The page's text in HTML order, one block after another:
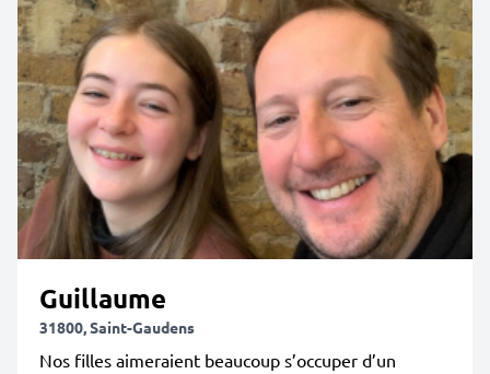
Guillaume
31800, Saint-Gaudens
Nos filles aimeraient beaucoup s’occuper d’un